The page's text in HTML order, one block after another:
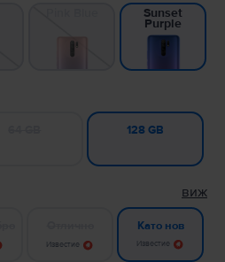
Sunset
Purple
128 GB
виж
Известие
Като нов
Известие